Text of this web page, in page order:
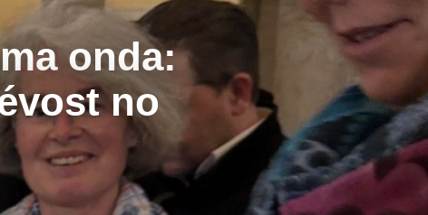
onda:
no